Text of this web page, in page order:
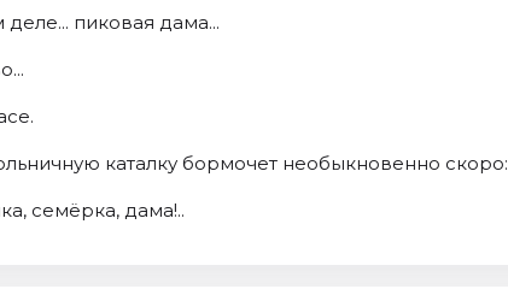
пиковая дама...
каталку бормочет необыкновенно скоро:
семёрка, дама!..